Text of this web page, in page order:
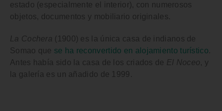
estado (especialmente el interior), con numerosos
objetos, documentos y mobiliario originales.
La Cochera (1900) es la única casa de indianos de
Somao que se ha reconvertido en alojamiento turístico.
Antes había sido la casa de los criados de El Noceo, y
la galería es un añadido de 1999.